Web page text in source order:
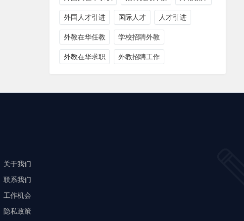
外国人才引进 国际人才 人才引进
外教在华任教 学校招聘外教
外教在华求职 外教招聘工作
关于我们
联系我们
工作机会
隐私政策